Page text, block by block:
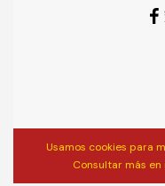
Usamos cookies para
Consultar más